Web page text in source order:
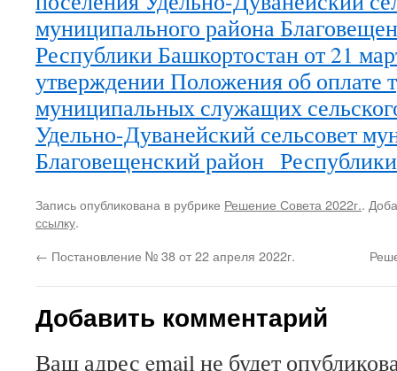
муниципального района
Республики Башкортостан от 21
утверждении Положения об оплате
муниципальных служащих
Удельно-Дуванейский сельсовет
Благовещенский район
Запись опубликована в рубрике Решение Совета 2022г..
ссылку.
← Постановление № 38 от 22 апреля 2022г.
Добавить комментарий
Ваш адрес email не будет